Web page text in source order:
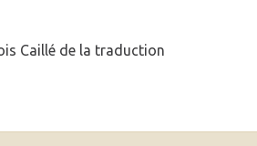
Caillé de la traduction